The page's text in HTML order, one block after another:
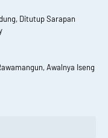
Ditutup Sarapan
Awalnya Iseng